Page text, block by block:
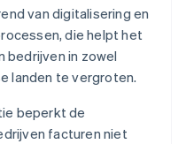
van digitalisering en
die helpt het
bedrijven in zowel
landen te vergroten.
beperkt de
facturen niet